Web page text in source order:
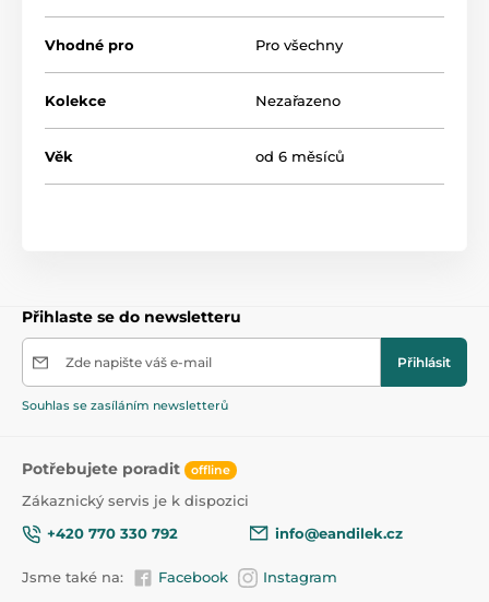
Vhodné pro Pro všechny
Kolekce Nezařazeno
Věk od 6 měsíců
Přihlaste se do newsletteru
Zde napište váš e-mail Přihlásit
Souhlas se zasíláním newsletterů
Potřebujete poradit offline
Zákaznický servis je k dispozici
+420 770 330 792
info@eandilek.cz
Jsme také na: Facebook Instagram